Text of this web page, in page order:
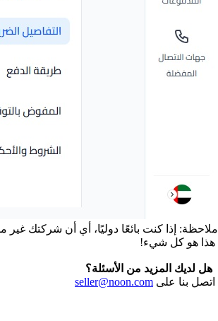
ملاحظة: إذا كنت بائعًا دوليًا، أي أن شركتك غير
هذا هو كل شيء!
هل لديك المزيد من الأسئلة؟
اتصل بنا على seller@noon.com